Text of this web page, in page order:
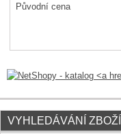
Původní cena
VYHLEDÁVÁNÍ ZBOŽÍ